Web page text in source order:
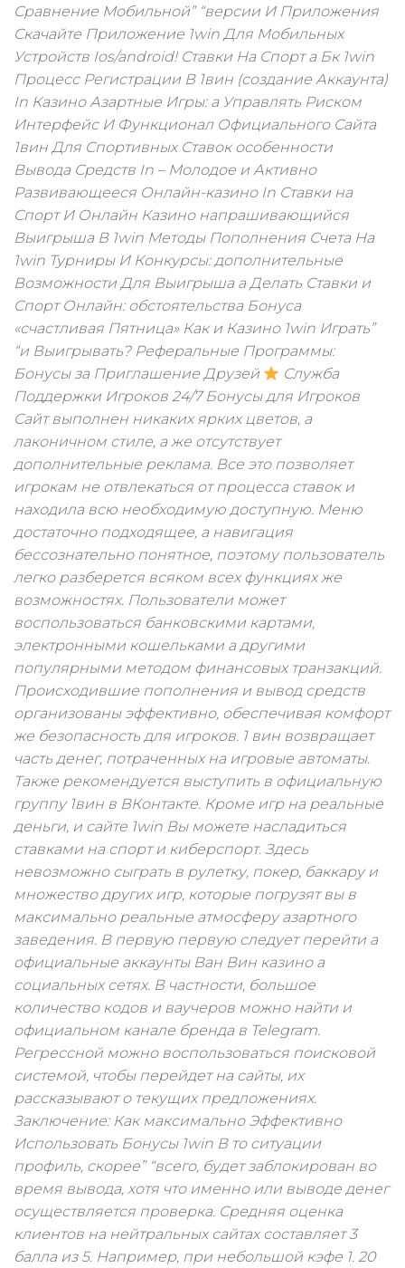
Сравнение Мобильной” “версии И Приложения
Скачайте Приложение 1win Для Мобильных
Устройств Ios/android! Ставки На Спорт а Бк 1win
Процесс Регистрации В 1вин (создание Аккаунта)
In Казино Азартные Игры: а Управлять Риском
Интерфейс И Функционал Официального Сайта
1вин Для Спортивных Ставок особенности
Вывода Средств In – Молодое и Активно
Развивающееся Онлайн-казино In Ставки на
Спорт И Онлайн Казино напрашивающийся
Выигрыша В 1win Методы Пополнения Счета На
1win Турниры И Конкурсы: дополнительные
Возможности Для Выигрыша а Делать Ставки и
Спорт Онлайн: обстоятельства Бонуса
«счастливая Пятница» Как и Казино 1win Играть”
“и Выигрывать? Реферальные Программы:
Бонусы за Приглашение Друзей
Служба
Поддержки Игроков 24/7 Бонусы для Игроков
Сайт выполнен никаких ярких цветов, а
лаконичном стиле, а же отсутствует
дополнительные реклама. Все это позволяет
игрокам не отвлекаться от процесса ставок и
находила всю необходимую доступную. Меню
достаточно подходящее, а навигация
бессознательно понятное, поэтому пользователь
легко разберется всяком всех функциях же
возможностях. Пользователи может
воспользоваться банковскими картами,
электронными кошельками а другими
популярными методом финансовых транзакций.
Происходившие пополнения и вывод средств
организованы эффективно, обеспечивая комфорт
же безопасность для игроков. 1 вин возвращает
часть денег, потраченных на игровые автоматы.
Также рекомендуется выступить в официальную
группу 1вин в ВКонтакте. Кроме игр на реальные
деньги, и сайте 1win Вы можете насладиться
ставками на спорт и киберспорт. Здесь
невозможно сыграть в рулетку, покер, баккару и
множество других игр, которые погрузят вы в
максимально реальные атмосферу азартного
заведения. В первую первую следует перейти а
официальные аккаунты Ван Вин казино а
социальных сетях. В частности, большое
количество кодов и ваучеров можно найти и
официальном канале бренда в Telegram.
Регрессной можно воспользоваться поисковой
системой, чтобы перейдет на сайты, их
рассказывают о текущих предложениях.
Заключение: Как максимально Эффективно
Использовать Бонусы 1win В то ситуации
профиль, скорее” “всего, будет заблокирован во
время вывода, хотя что именно или выводе денег
осуществляется проверка. Средняя оценка
клиентов на нейтральных сайтах составляет 3
балла из 5. Например, при небольшой кэфе 1. 20